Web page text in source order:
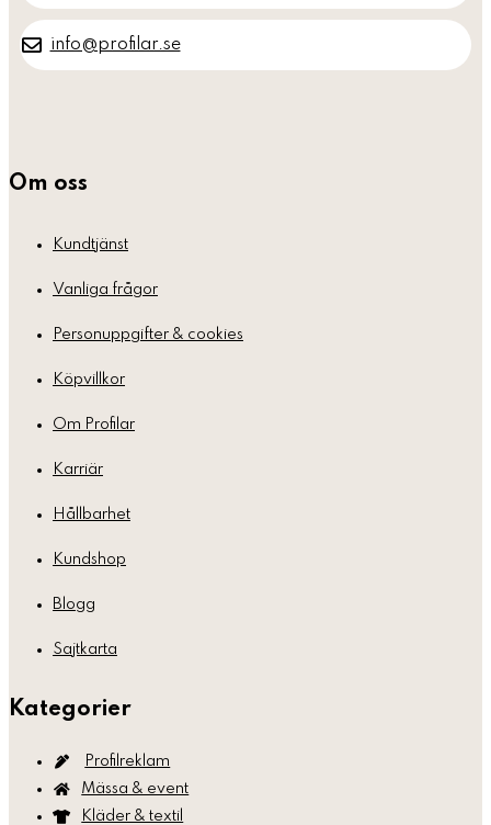
info@profilar.se
Om oss
Kundtjänst
Vanliga frågor
Personuppgifter & cookies
Köpvillkor
Om Profilar
Karriär
Hållbarhet
Kundshop
Blogg
Sajtkarta
Kategorier
Profilreklam
Mässa & event
Kläder & textil